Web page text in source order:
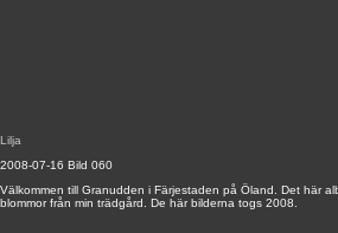
Lilja
2008-07-16 Bild 060
Välkommen till Granudden i Färjestaden på Öland. Det här
blommor från min trädgård. De här bilderna togs 2008.